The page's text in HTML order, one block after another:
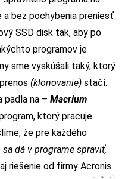
a bez pochybenia preniesť
SSD disk tak, aby po
programov je
sme vyskúšali taký, ktorý
(klonovanie) stačí.
na – Macrium
ktorý pracuje
že pre každého
dá v programe spraviť,
riešenie od firmy Acronis.